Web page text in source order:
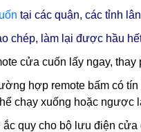
tại các quận, các tỉnh
chép, làm lại được hầu
cửa cuốn lấy ngay,
hợp remote bấm có
chạy xuống hoặc ngược
quy cho bộ lưu điện cửa